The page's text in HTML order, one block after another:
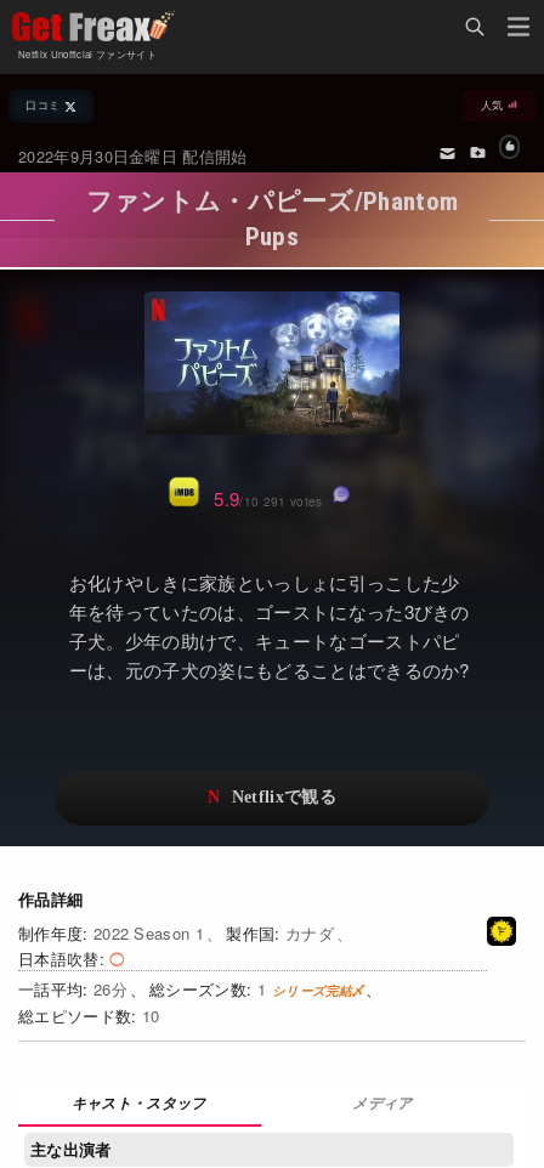
Netflix Unofficial ファンサイト
Netflix新着作品
オールジャンル
海外ドラマ・シリーズ
国内TV番組・ドラマ
国内映画
アジアTV番組・ドラマ
アジア映画
ドキュメンタリー
Netflixオリジナル作品
その他の国のTV番組
配信終了予定の作品
海外ドラマ・ラインナップ
Netflix 全作品ラインナップ
Netflix配信作品カスタム検索
トレンド
VOD 総合作品情報
Watchlistへ
Netflix Video
Netflix 高い評価の海外作品
Netflixコース別料金プラン
口コミ 人気
2022年9月30日金曜日 配信開始
ファントム・パピーズ/Phantom
Pups
お化けやしきに家族といっしょに引っこした少
年を待っていたのは、ゴーストになった3びきの
子犬。少年の助けで、キュートなゴーストパピ
ーは、元の子犬の姿にもどることはできるのか?
作品詳細
2022 Season 1
カナダ
日本語吹替
26
1
10
5.9/10 291 votes
メディア
主な出演者